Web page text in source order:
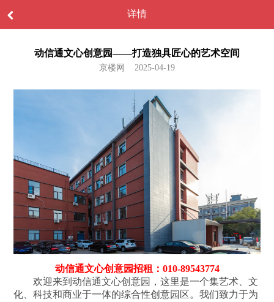
详情
动信通文心创意园——打造独具匠心的艺术空间
京楼网 2025-04-19
动信通文心创意园招租：010-89543774
欢迎来到动信通文心创意园，这里是一个集艺术、文
化、科技和商业于一体的综合性创意园区。我们致力于为